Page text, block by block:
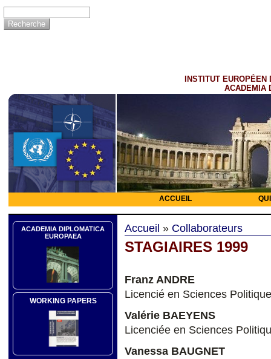
INSTITUT EUROPÉEN
ACADEMIA
ACCUEIL
ACADEMIA DIPLOMATICA
EUROPAEA
WORKING PAPERS
Accueil » Collaborateurs
STAGIAIRES 1999
Franz ANDRE
Licencié en Sciences
Valérie BAEYENS
Licenciée en Sciences
Vanessa BAUGNET